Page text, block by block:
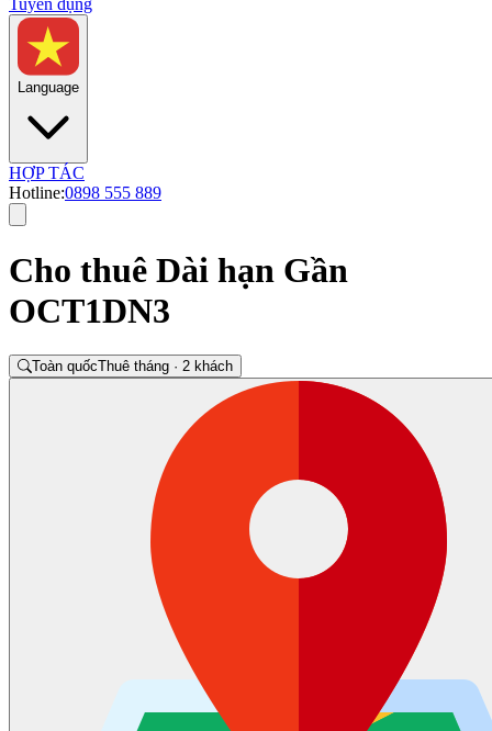
Tuyển dụng
Language
HỢP TÁC
Hotline:0898 555 889
Cho thuê Dài hạn Gần
OCT1DN3
Toàn quốcThuê tháng · 2 khách